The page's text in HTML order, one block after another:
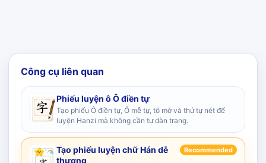
Công cụ liên quan
Phiếu luyện ô Ô điền tự
Tạo phiếu Ô điền tự, Ô mễ tự, tô mờ và thứ tự nét để
luyện Hanzi mà không cần tự dàn trang.
Tạo phiếu luyện chữ Hán dễ
thương
Recommended